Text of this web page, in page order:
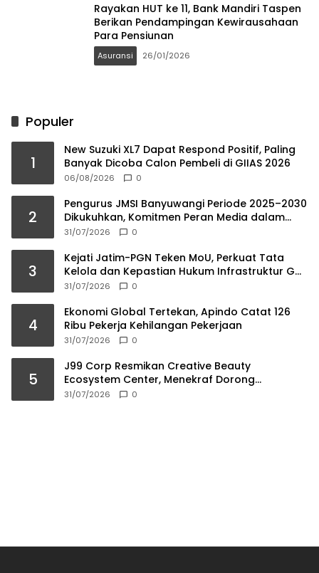
Rayakan HUT ke 11, Bank Mandiri Taspen
Berikan Pendampingan Kewirausahaan
Para Pensiunan
Asuransi 26/01/2026
Populer
1
New Suzuki XL7 Dapat Respond Positif, Paling
Banyak Dicoba Calon Pembeli di GIIAS 2026
06/08/2026 0
2
Pengurus JMSI Banyuwangi Periode 2025–2030
Dikukuhkan, Komitmen Peran Media dalam
Investasi Daerah
31/07/2026 0
3
Kejati Jatim-PGN Teken MoU, Perkuat Tata
Kelola dan Kepastian Hukum Infrastruktur Gas
Bumi
31/07/2026 0
4
Ekonomi Global Tertekan, Apindo Catat 126
Ribu Pekerja Kehilangan Pekerjaan
31/07/2026 0
5
J99 Corp Resmikan Creative Beauty
Ecosystem Center, Menekraf Dorong
Ekosistem Industri Kreatif
31/07/2026 0